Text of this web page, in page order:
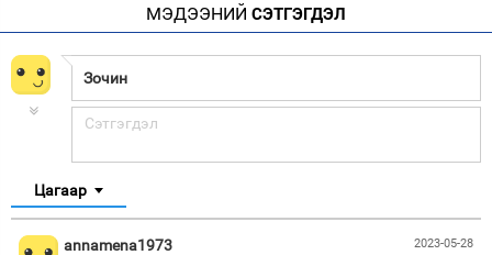
МЭДЭЭНИЙ СЭТГЭГДЭЛ
Цагаар
2023-05-28
annamena1973